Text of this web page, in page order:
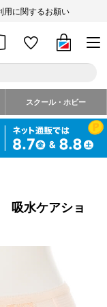
用に関するお願い
スクール・ホビー
吸水ケアショ